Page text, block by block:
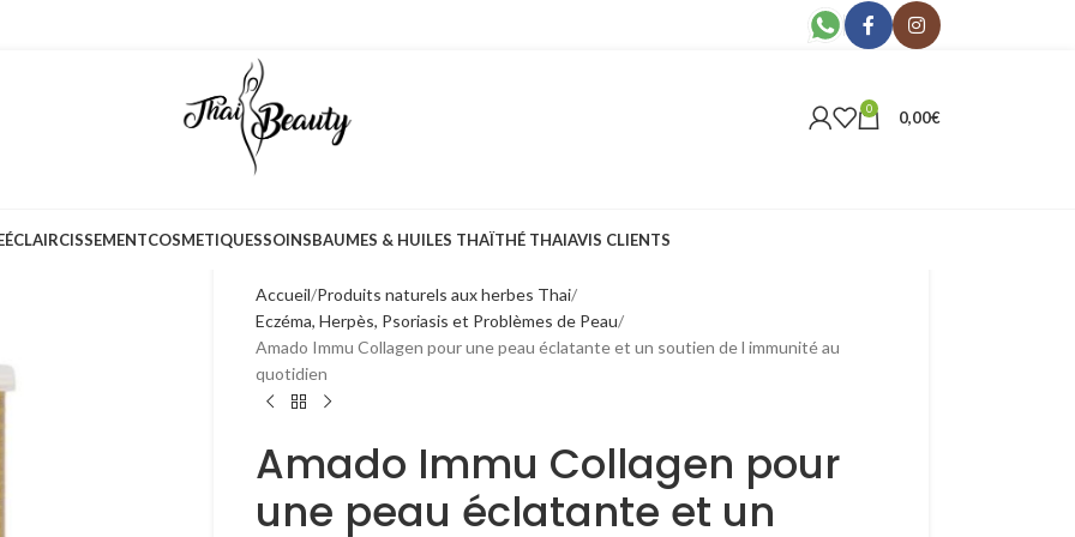
0 0,00€
ÉCLAIRCISSEMENTCOSMETIQUESSOINSBAUMES & HUILES THAÏTHÉ THAIAVIS CLIENTS
Accueil Produits naturels aux herbes Thai
Eczéma, Herpès, Psoriasis et Problèmes de Peau
Amado Immu Collagen pour une peau éclatante et un soutien de l immunité au
quotidien
Amado Immu Collagen pour
une peau éclatante et un